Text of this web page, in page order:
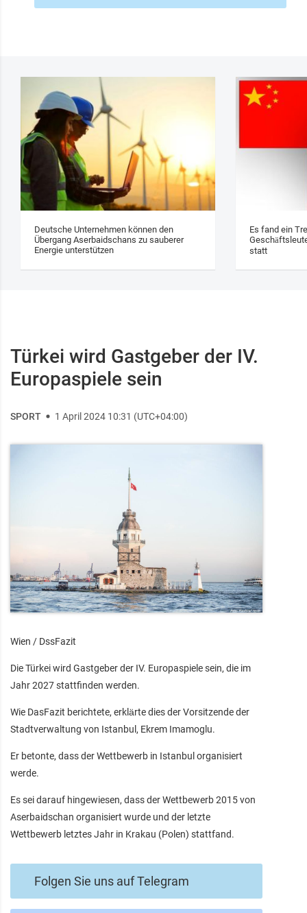
Deutsche Unternehmen können den
Übergang Aserbaidschans zu sauberer
Energie unterstützen
Es fand ein
statt
Türkei wird Gastgeber der IV.
Europaspiele sein
SPORT 1 April 2024 10:31 (UTC+04:00)
Wien / DssFazit
Die Türkei wird Gastgeber der IV. Europaspiele sein, die im
Jahr 2027 stattfinden werden.
Wie DasFazit berichtete, erklärte dies der Vorsitzende der
Stadtverwaltung von Istanbul, Ekrem Imamoglu.
Er betonte, dass der Wettbewerb in Istanbul organisiert
werde.
Es sei darauf hingewiesen, dass der Wettbewerb 2015 von
Aserbaidschan organisiert wurde und der letzte
Wettbewerb letztes Jahr in Krakau (Polen) stattfand.
Folgen Sie uns auf Telegram